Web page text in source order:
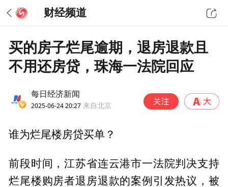
财经频道
买的房子烂尾逾期，退房退款且
不用还房贷，珠海一法院回应
每日经济新闻
2025-06-24 20:27 来自北京
谁为烂尾楼房贷买单？
前段时间，江苏省连云港市一法院判决支持
烂尾楼购房者退房退款的案例引发热议，被